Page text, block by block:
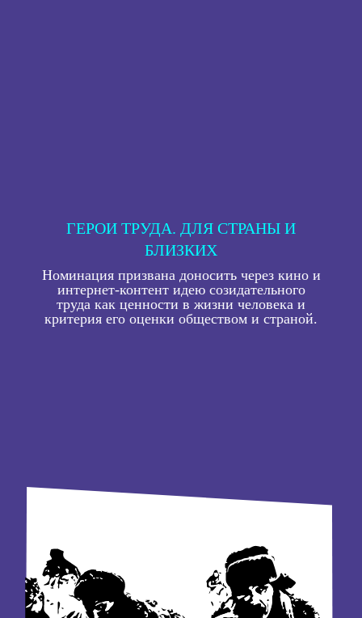
ГЕРОИ ТРУДА. ДЛЯ СТРАНЫ И
БЛИЗКИХ
Номинация призвана доносить через кино и
интернет‐контент идею созидательного
труда как ценности в жизни человека и
критерия его оценки обществом и страной.